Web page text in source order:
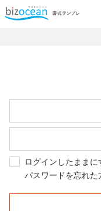
ログインしたままに
パスワードを忘れた